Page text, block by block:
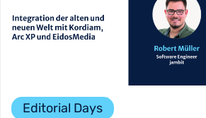
Editorial Days